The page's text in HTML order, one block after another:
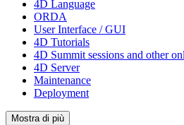
4D Language
ORDA
User Interface / GUI
4D Tutorials
4D Summit sessions and other
4D Server
Maintenance
Deployment
Mostra di più